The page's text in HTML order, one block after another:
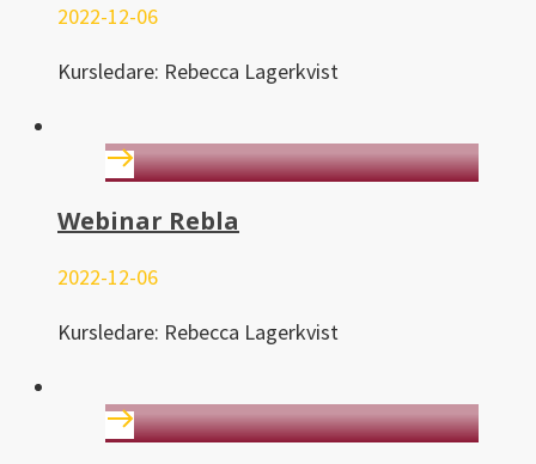
2022-12-06
Kursledare: Rebecca Lagerkvist
Webinar Rebla
2022-12-06
Kursledare: Rebecca Lagerkvist